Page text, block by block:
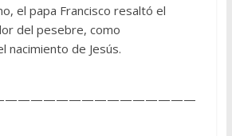
el papa Francisco resaltó el
del pesebre, como
nacimiento de Jesús.